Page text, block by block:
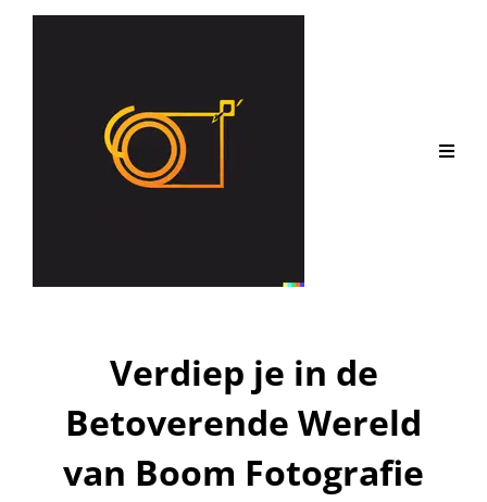
Verdiep je in de
Betoverende Wereld
van Boom Fotografie